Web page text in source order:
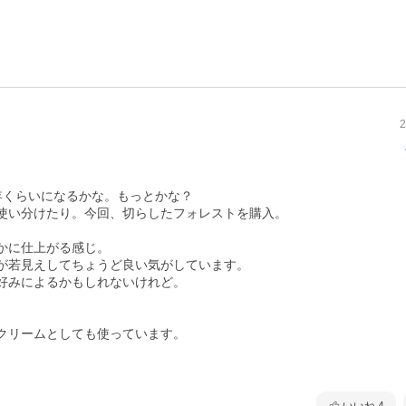
らいになるかな。もっとかな？
分けたり。今回、切らしたフォレストを購入。
仕上がる感じ。
見えしてちょうど良い気がしています。
によるかもしれないけれど。
ームとしても使っています。